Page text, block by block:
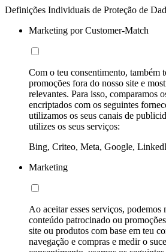
Definições Individuais de Proteção de
Marketing por Customer-Match
Com o teu consentimento, também
promoções fora do nosso site e
relevantes. Para isso, comparamos
encriptados com os seguintes
utilizamos os seus canais de
utilizes os seus serviços:
Bing, Criteo, Meta, Google,
Marketing
Ao aceitar esses serviços, podemos
conteúdo patrocinado ou
site ou produtos com base em teu
navegação e compras e medir o